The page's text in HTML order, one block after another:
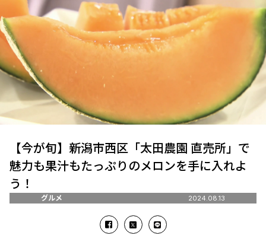
【今が旬】新潟市西区「太田農園 直売所」で
魅力も果汁もたっぷりのメロンを手に入れよ
う！
グルメ 2024.08.13